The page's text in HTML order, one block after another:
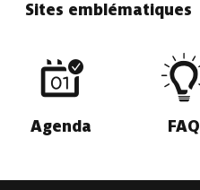
Sites emblématiques
Agenda FAQ